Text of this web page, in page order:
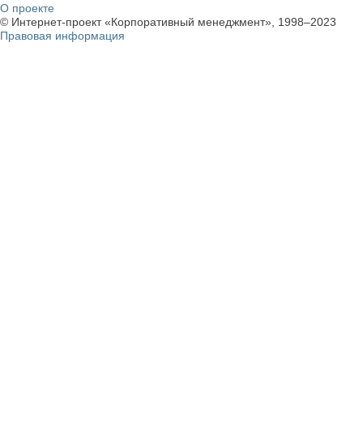
О проекте
© Интернет-проект «Корпоративный менеджмент», 1998–2023
Правовая информация